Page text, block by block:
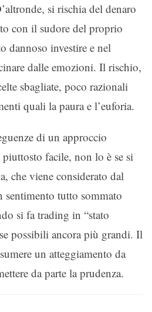
si rischia del denaro
con il sudore del proprio
dannoso investire e nel
dalle emozioni. Il rischio,
sbagliate, poco razionali
quali la paura e l’euforia.
di un approccio
facile, non lo è se si
che viene considerato dal
sentimento tutto sommato
si fa trading in “stato
possibili ancora più grandi. Il
un atteggiamento da
da parte la prudenza.